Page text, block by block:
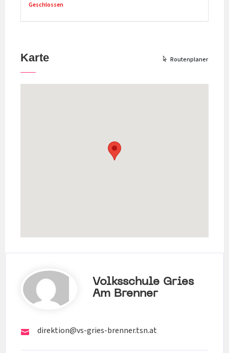
Geschlossen
Karte Routenplaner
Volksschule Gries
Am Brenner
direktion@vs-gries-brenner.tsn.at